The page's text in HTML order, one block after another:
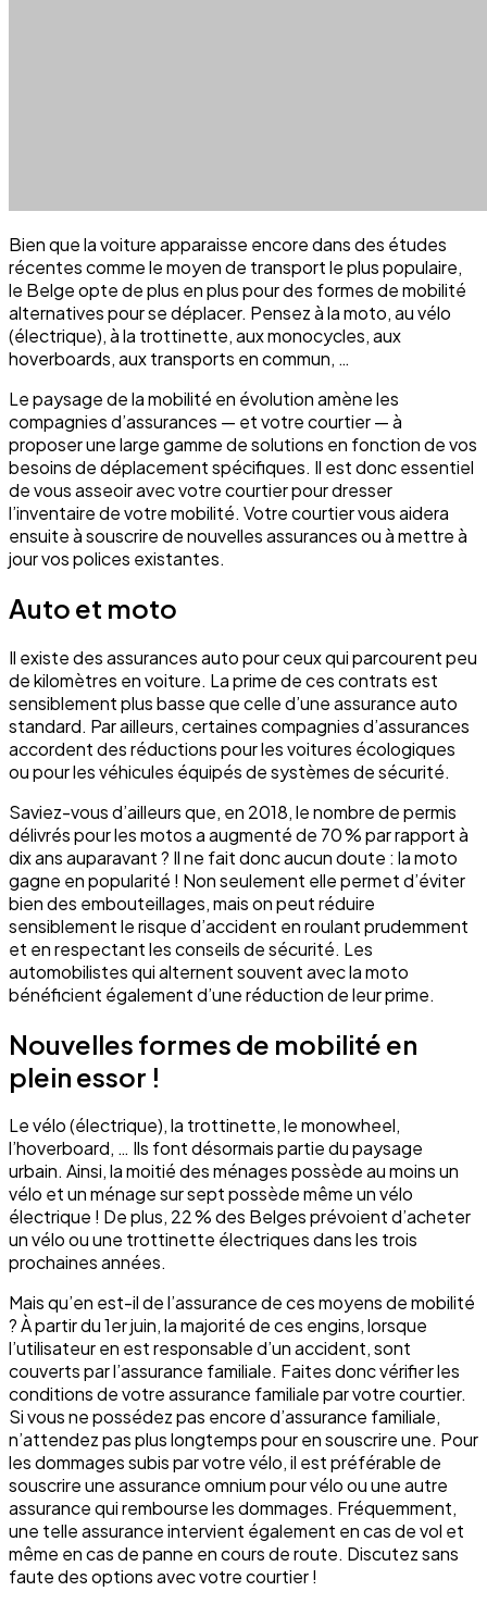
Bien que la voiture apparaisse encore dans des études
récentes comme le moyen de transport le plus populaire,
le Belge opte de plus en plus pour des formes de mobilité
alternatives pour se déplacer. Pensez à la moto, au vélo
(électrique), à la trottinette, aux monocycles, aux
hoverboards, aux transports en commun, …
Le paysage de la mobilité en évolution amène les
compagnies d’assurances — et votre courtier — à
proposer une large gamme de solutions en fonction de vos
besoins de déplacement spécifiques. Il est donc essentiel
de vous asseoir avec votre courtier pour dresser
l’inventaire de votre mobilité. Votre courtier vous aidera
ensuite à souscrire de nouvelles assurances ou à mettre à
jour vos polices existantes.
Auto et moto
Il existe des assurances auto pour ceux qui parcourent peu
de kilomètres en voiture. La prime de ces contrats est
sensiblement plus basse que celle d’une assurance auto
standard. Par ailleurs, certaines compagnies d’assurances
accordent des réductions pour les voitures écologiques
ou pour les véhicules équipés de systèmes de sécurité.
Saviez-vous d’ailleurs que, en 2018, le nombre de permis
délivrés pour les motos a augmenté de 70 % par rapport à
dix ans auparavant ? Il ne fait donc aucun doute : la moto
gagne en popularité ! Non seulement elle permet d’éviter
bien des embouteillages, mais on peut réduire
sensiblement le risque d’accident en roulant prudemment
et en respectant les conseils de sécurité. Les
automobilistes qui alternent souvent avec la moto
bénéficient également d’une réduction de leur prime.
Nouvelles formes de mobilité en
plein essor !
Le vélo (électrique), la trottinette, le monowheel,
l’hoverboard, … Ils font désormais partie du paysage
urbain. Ainsi, la moitié des ménages possède au moins un
vélo et un ménage sur sept possède même un vélo
électrique ! De plus, 22 % des Belges prévoient d’acheter
un vélo ou une trottinette électriques dans les trois
prochaines années.
Mais qu’en est-il de l’assurance de ces moyens de mobilité
? À partir du 1er juin, la majorité de ces engins, lorsque
l’utilisateur en est responsable d’un accident, sont
couverts par l’assurance familiale. Faites donc vérifier les
conditions de votre assurance familiale par votre courtier.
Si vous ne possédez pas encore d’assurance familiale,
n’attendez pas plus longtemps pour en souscrire une. Pour
les dommages subis par votre vélo, il est préférable de
souscrire une assurance omnium pour vélo ou une autre
assurance qui rembourse les dommages. Fréquemment,
une telle assurance intervient également en cas de vol et
même en cas de panne en cours de route. Discutez sans
faute des options avec votre courtier !